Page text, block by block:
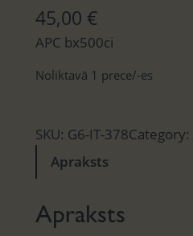
45,00 €
APC bx500ci
Noliktavā 1 prece/-es
SKU: G6-IT-378Category:
Apraksts
Apraksts